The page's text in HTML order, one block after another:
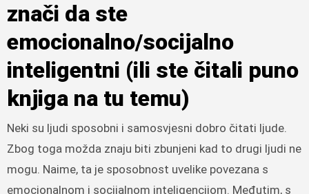
znači da ste
emocionalno/socijalno
inteligentni (ili ste čitali puno
knjiga na tu temu)
Neki su ljudi sposobni i samosvjesni dobro čitati ljude.
Zbog toga možda znaju biti zbunjeni kad to drugi ljudi ne
mogu. Naime, ta je sposobnost uvelike povezana s
emocionalnom i socijalnom inteligencijom. Međutim, s